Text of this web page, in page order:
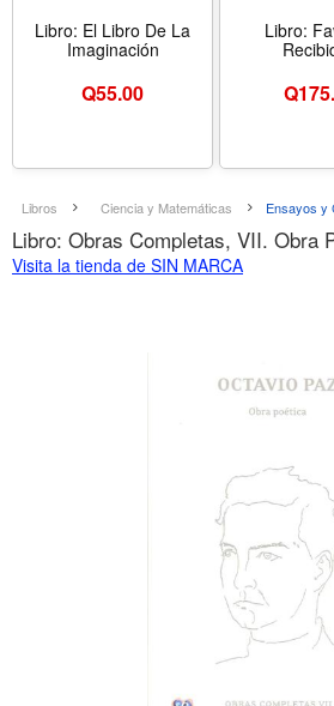
Libro: El Libro De La
Imaginación
Q55.00
Libro:
Q
Libros Ciencia y Matemáticas Ensayos y
Libro: Obras Completas, VII. Obra
Visita la tienda de SIN MARCA